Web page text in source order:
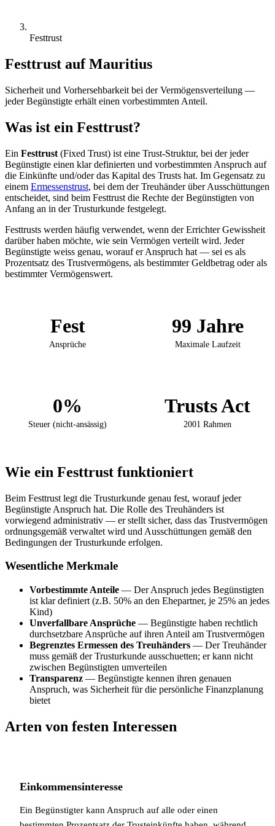
Festtrust
Festtrust auf Mauritius
Sicherheit und Vorhersehbarkeit bei der Vermögensverteilung —
jeder Begünstigte erhält einen vorbestimmten Anteil.
Was ist ein Festtrust?
Ein Festtrust (Fixed Trust) ist eine Trust-Struktur, bei der jeder
Begünstigte einen klar definierten und vorbestimmten Anspruch auf
die Einkünfte und/oder das Kapital des Trusts hat. Im Gegensatz zu
einem Ermessenstrust, bei dem der Treuhänder über Ausschüttungen
entscheidet, sind beim Festtrust die Rechte der Begünstigten von
Anfang an in der Trusturkunde festgelegt.
Festtrusts werden häufig verwendet, wenn der Errichter Gewissheit
darüber haben möchte, wie sein Vermögen verteilt wird. Jeder
Begünstigte weiss genau, worauf er Anspruch hat — sei es als
Prozentsatz des Trustvermögens, als bestimmter Geldbetrag oder als
bestimmter Vermögenswert.
Fest
Ansprüche
99 Jahre
Maximale Laufzeit
0%
Steuer (nicht-ansässig)
Trusts Act
2001 Rahmen
Wie ein Festtrust funktioniert
Beim Festtrust legt die Trusturkunde genau fest, worauf jeder
Begünstigte Anspruch hat. Die Rolle des Treuhänders ist
vorwiegend administrativ — er stellt sicher, dass das Trustvermögen
ordnungsgemäß verwaltet wird und Ausschüttungen gemäß den
Bedingungen der Trusturkunde erfolgen.
Wesentliche Merkmale
Vorbestimmte Anteile — Der Anspruch jedes Begünstigten
ist klar definiert (z.B. 50% an den Ehepartner, je 25% an jedes
Kind)
Unverfallbare Ansprüche — Begünstigte haben rechtlich
durchsetzbare Ansprüche auf ihren Anteil am Trustvermögen
Begrenztes Ermessen des Treuhänders — Der Treuhänder
muss gemäß der Trusturkunde ausschuetten; er kann nicht
zwischen Begünstigten umverteilen
Transparenz — Begünstigte kennen ihren genauen
Anspruch, was Sicherheit für die persönliche Finanzplanung
bietet
Arten von festen Interessen
Einkommensinteresse
Ein Begünstigter kann Anspruch auf alle oder einen